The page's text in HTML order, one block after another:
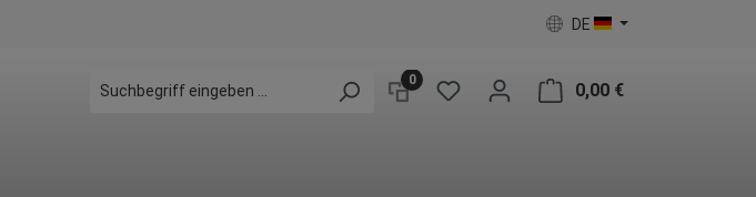
DE
0 0,00 €